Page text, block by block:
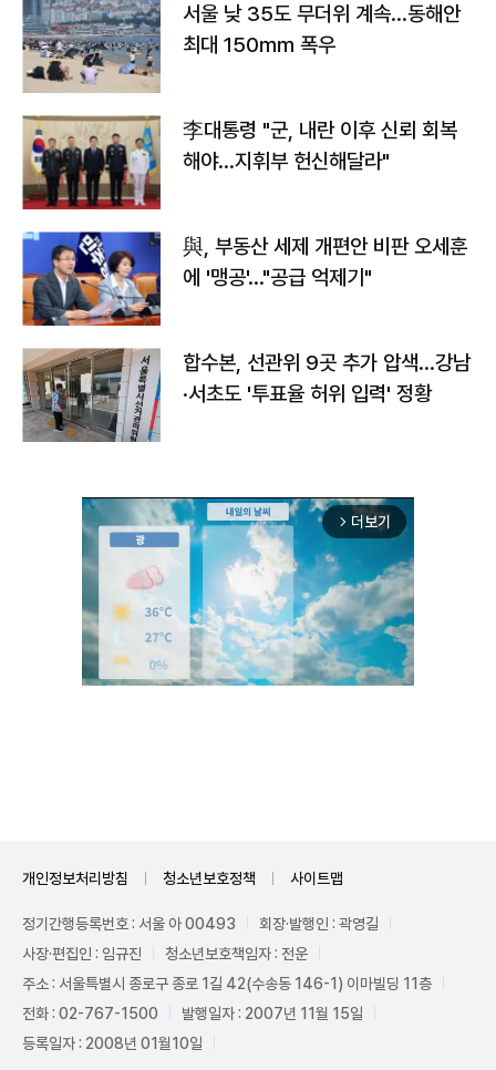
서울 낮 35도 무더위 계속…동해안
최대 150㎜ 폭우
李대통령 "군, 내란 이후 신뢰 회복
해야…지휘부 헌신해달라"
與, 부동산 세제 개편안 비판 오세훈
에 '맹공'…"공급 억제기"
합수본, 선관위 9곳 추가 압색…강남
·서초도 '투표율 허위 입력' 정황
arrow_forward_ios 더보기
개인정보처리방침 청소년보호정책 사이트맵
정기간행등록번호 : 서울 아 00493
회장·발행인 : 곽영길
사장·편집인 : 임규진
청소년보호책임자 : 전운
주소 : 서울특별시 종로구 종로 1길 42(수송동 146-1) 이마빌딩 11층
전화 : 02-767-1500
발행일자 : 2007년 11월 15일
등록일자 : 2008년 01월10일